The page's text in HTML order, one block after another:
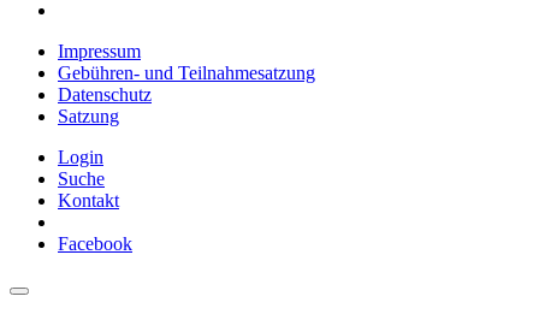
Impressum
Gebühren- und Teilnahmesatzung
Datenschutz
Satzung
Login
Suche
Kontakt
Facebook